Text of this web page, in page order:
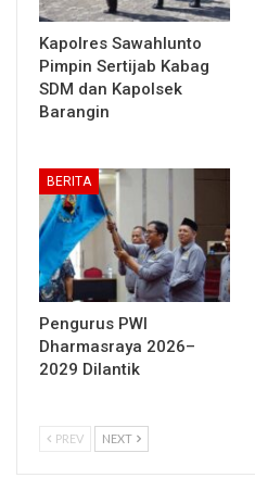
Kapolres Sawahlunto
Pimpin Sertijab Kabag
SDM dan Kapolsek
Barangin
BERITA
Pengurus PWI
Dharmasraya 2026–
2029 Dilantik
PREV NEXT